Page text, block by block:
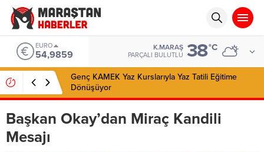
ALTIN
6.496,95
K.MARAŞ
PARÇALI BULUTLU 38°C
Vali Ünlüer ve Başkan Görgel’den Vakıflar Genel
Müdürlüğü’ne ziyaret
Başkan Okay’dan Miraç Kandili
Mesajı